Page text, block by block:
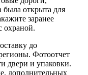
была открыта для
заранее
охраной.
до
Фотоотчет
двери и упаковки.
дополнительных